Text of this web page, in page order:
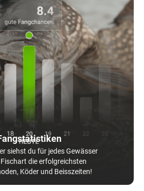
siehst du für jedes Gewässer
die erfolgreichsten
Köder und Beisszeiten!